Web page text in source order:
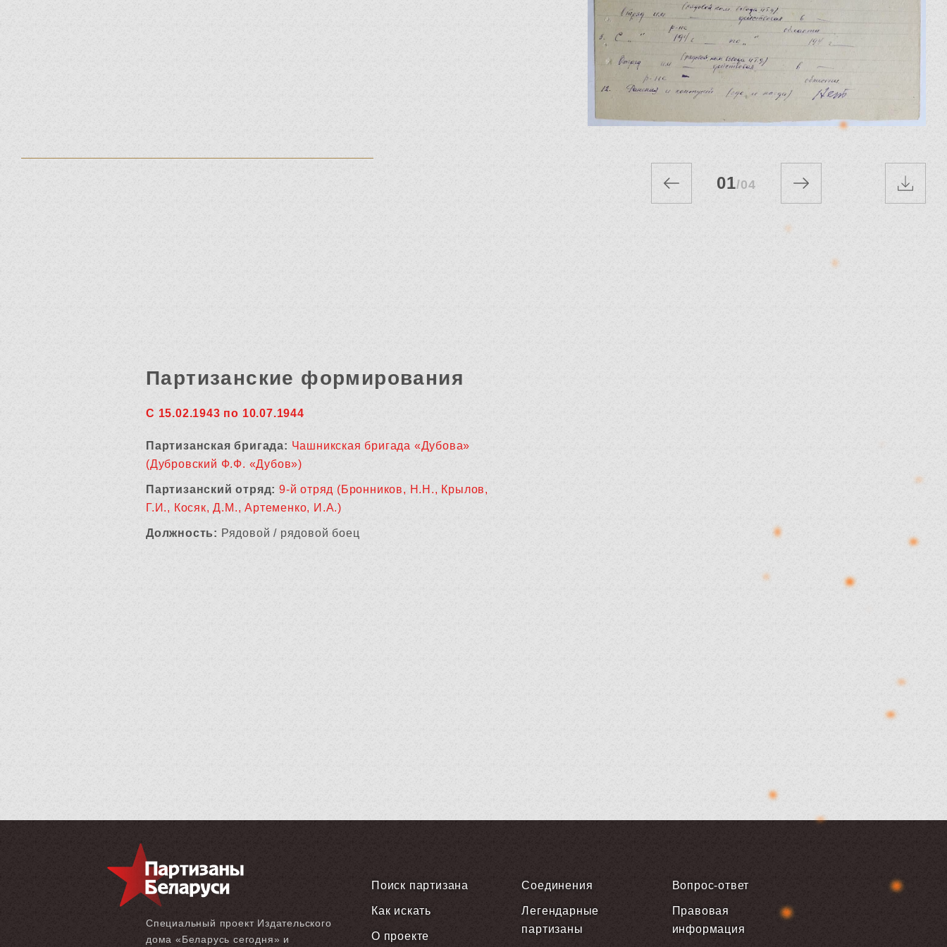
01/04
Партизанские формирования
С 15.02.1943 по 10.07.1944
Партизанская бригада: Чашникская бригада «Дубова»
(Дубровский Ф.Ф. «Дубов»)
Партизанский отряд: 9-й отряд (Бронников, Н.Н., Крылов,
Г.И., Косяк, Д.М., Артеменко, И.А.)
Должность: Рядовой / рядовой боец
Специальный проект Издательского
дома «‎Беларусь сегодня» и
Поиск партизана
Как искать
О проекте
Соединения
Легендарные
партизаны
Вопрос-ответ
Правовая
информация